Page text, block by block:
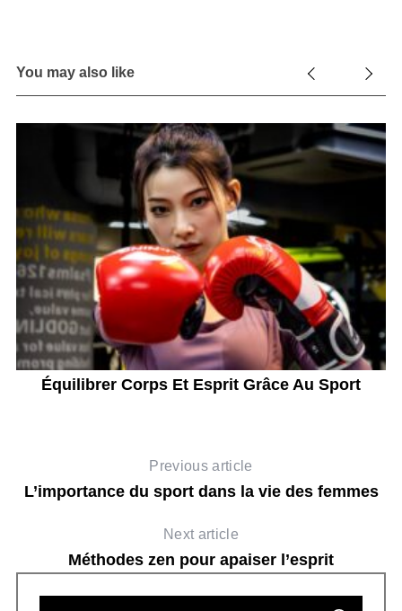
You may also like
Équilibrer Corps Et Esprit Grâce Au Sport
Previous article
L’importance du sport dans la vie des femmes
Next article
Méthodes zen pour apaiser l’esprit